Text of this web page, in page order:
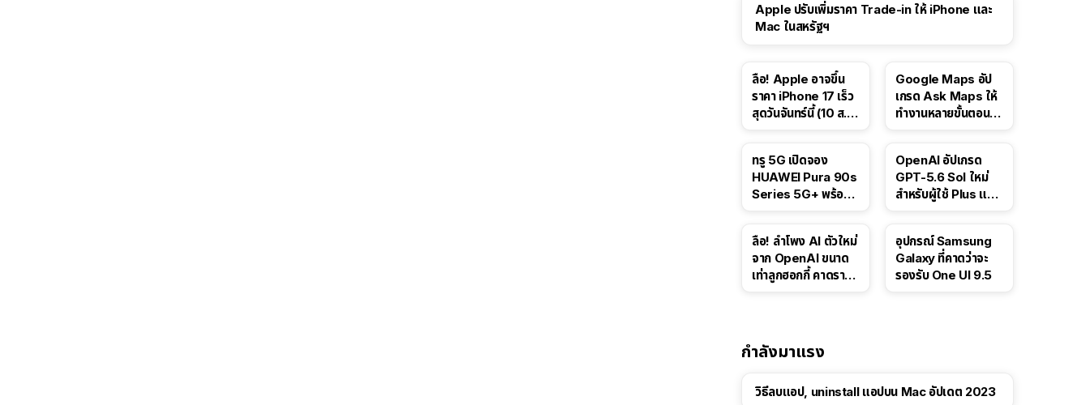
Apple ปรับเพิ่มราคา Trade-in ให้ iPhone และ
Mac ในสหรัฐฯ
ลือ! Apple อาจขึ้น
ราคา iPhone 17 เร็ว
สุดวันจันทร์นี้ (10 ส.ค.
Google Maps อัป
เกรด Ask Maps ให้
ทำงานหลายขั้นตอนได้
สาธารณะ
ทรู 5G เปิดจอง
HUAWEI Pura 90s
Series 5G+ พร้อม
OpenAI อัปเกรด
GPT-5.6 Sol ใหม่
สำหรับผู้ใช้ Plus และ
ลือ! ลำโพง AI ตัวใหม่
จาก OpenAI ขนาด
เท่าลูกฮอกกี้ คาดราคา
อุปกรณ์ Samsung
Galaxy ที่คาดว่าจะ
รองรับ One UI 9.5
กำลังมาแรง
วิธีลบแอป, uninstall แอปบน Mac อัปเดต 2023